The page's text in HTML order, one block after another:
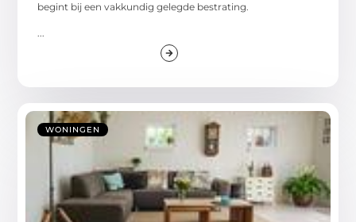
begint bij een vakkundig gelegde bestrating.
WONINGEN